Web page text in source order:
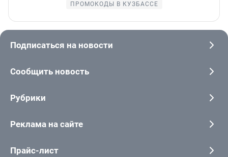
ПРОМОКОДЫ В КУЗБАССЕ
Подписаться на новости
Сообщить новость
Рубрики
Реклама на сайте
Прайс-лист